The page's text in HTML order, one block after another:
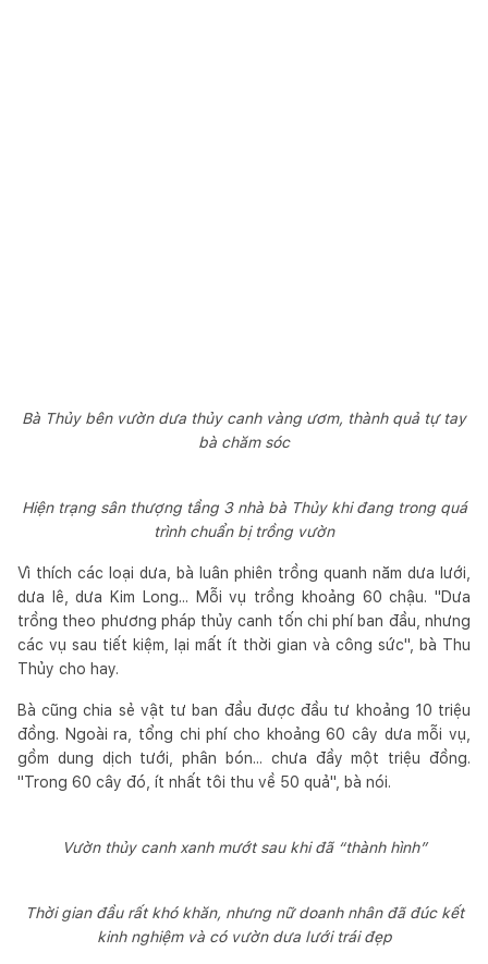
Bà Thủy bên vườn dưa thủy canh vàng ươm, thành quả tự tay
bà chăm sóc
Hiện trạng sân thượng tầng 3 nhà bà Thủy khi đang trong quá
trình chuẩn bị trồng vườn
Vì thích các loại dưa, bà luân phiên trồng quanh năm dưa lưới,
dưa lê, dưa Kim Long... Mỗi vụ trồng khoảng 60 chậu. "Dưa
trồng theo phương pháp thủy canh tốn chi phí ban đầu, nhưng
các vụ sau tiết kiệm, lại mất ít thời gian và công sức", bà Thu
Thủy cho hay.
Bà cũng chia sẻ vật tư ban đầu được đầu tư khoảng 10 triệu
đồng. Ngoài ra, tổng chi phí cho khoảng 60 cây dưa mỗi vụ,
gồm dung dịch tưới, phân bón... chưa đầy một triệu đồng.
"Trong 60 cây đó, ít nhất tôi thu về 50 quả", bà nói.
Vườn thủy canh xanh mướt sau khi đã “thành hình”
Thời gian đầu rất khó khăn, nhưng nữ doanh nhân đã đúc kết
kinh nghiệm và có vườn dưa lưới trái đẹp